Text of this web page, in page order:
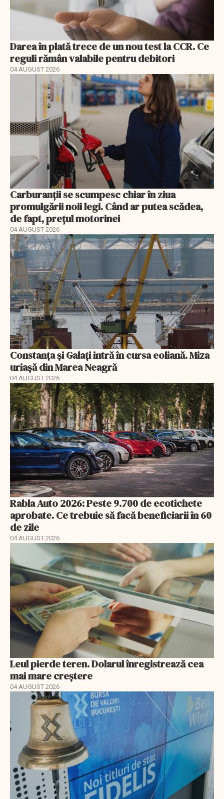
Darea în plată trece de un nou test la CCR. Ce
reguli rămân valabile pentru debitori
04 AUGUST 2026
Carburanții se scumpesc chiar în ziua
promulgării noii legi. Când ar putea scădea,
de fapt, prețul motorinei
04 AUGUST 2026
Constanța și Galați intră în cursa eoliană. Miza
uriașă din Marea Neagră
04 AUGUST 2026
Rabla Auto 2026: Peste 9.700 de ecotichete
aprobate. Ce trebuie să facă beneficiarii în 60
de zile
04 AUGUST 2026
Leul pierde teren. Dolarul înregistrează cea
mai mare creștere
04 AUGUST 2026